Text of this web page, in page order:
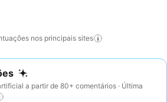
nos principais sites
a partir de 80+ comentários · Última